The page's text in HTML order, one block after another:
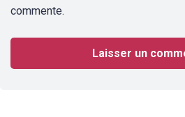
commente.